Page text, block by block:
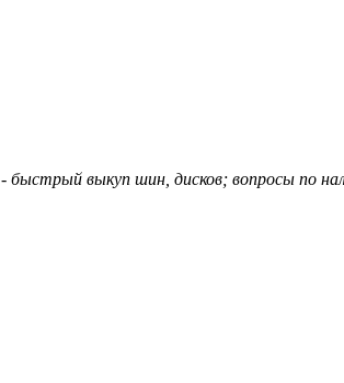
- быстрый выкуп шин, дисков; вопросы по